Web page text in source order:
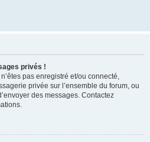
privés !
pas enregistré et/ou connecté,
privée sur l’ensemble du forum, ou
des messages. Contactez